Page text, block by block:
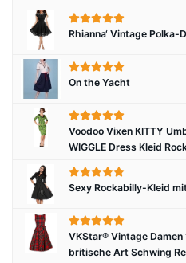
Rhianna‘ Vintage Polka-
On the Yacht
Voodoo Vixen KITTY
WIGGLE Dress Kleid
Sexy Rockabilly-Kleid
VKStar® Vintage
britische Art Schwing